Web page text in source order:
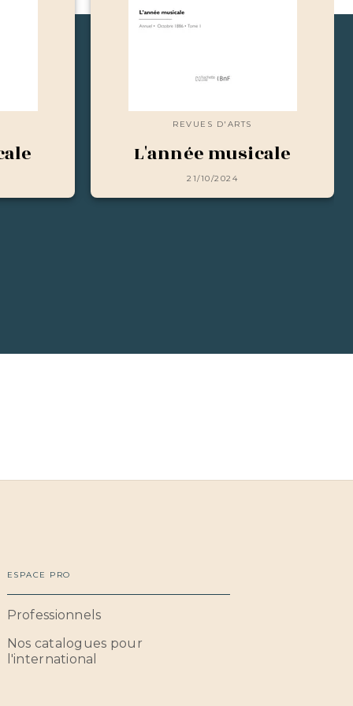
REVUES D'ARTS
L'année musicale
21/10/2024
ESPACE PRO
Professionnels
Nos catalogues pour
l'international